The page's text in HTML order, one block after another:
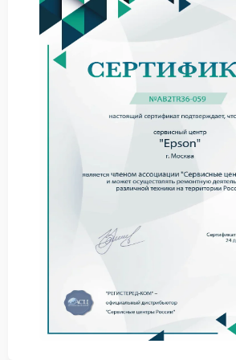
выходить из строя из-за
или неправильного ухода.
печатающей головки или износ
— частые причины обращения в
продлить срок службы техники,
оригинальные расходные
Следите за уровнем чернил и
заменяйте картриджи.
Избегайте перегрузки лотка
Периодически обновляйте
обеспечение устройства.
риск поломок и обеспечат
Услуги сервисного
EPSON
Мы предлагаем полный спектр